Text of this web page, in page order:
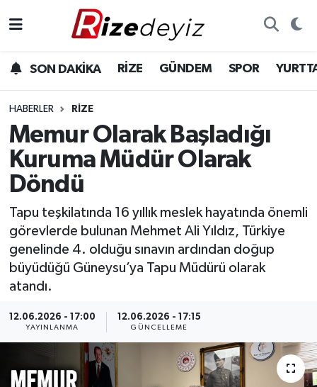
SON DAKİKA RİZE GÜNDEM SPOR
HABERLER RIZE
Memur Olarak Başladığı
Kuruma Müdür Olarak
Döndü
Tapu teşkilatında 16 yıllık meslek hayatında önemli
görevlerde bulunan Mehmet Ali Yıldız, Türkiye
genelinde 4. olduğu sınavın ardından doğup
büyüdüğü Güneysu’ya Tapu Müdürü olarak
atandı.
12.06.2026 - 17:00
YAYINLANMA
12.06.2026 - 17:15
GÜNCELLEME
Gündem
Yurttan Haberler
Ekonomi
Sağlık
Rize Hava Durumu
Rize Trafik Yoğunluk Haritası
Süper Lig Puan Durumu ve Fikstür
Son Dakika Haberleri
Haber Arşivi